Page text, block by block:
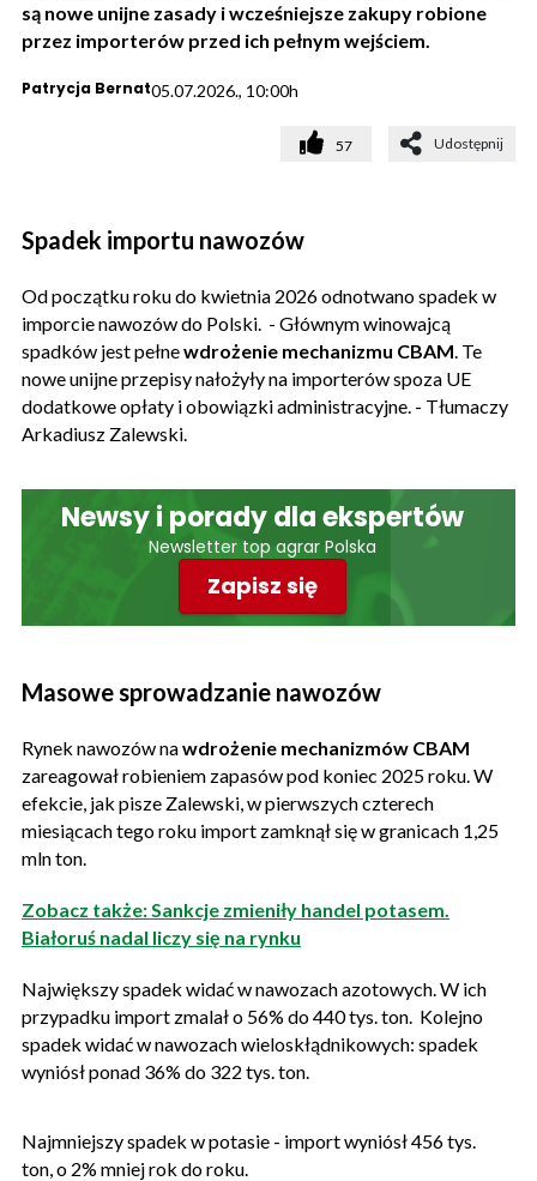
są nowe unijne zasady i wcześniejsze zakupy robione
przez importerów przed ich pełnym wejściem.
Patrycja Bernat05.07.2026., 10:00h
57 Udostępnij
Spadek importu nawozów
Od początku roku do kwietnia 2026 odnotwano spadek w
imporcie nawozów do Polski. - Głównym winowajcą
spadków jest pełnewdrożenie mechanizmu CBAM. Te
nowe unijne przepisy nałożyły na importerów spoza UE
dodatkowe opłaty i obowiązki administracyjne. - Tłumaczy
Arkadiusz Zalewski.
Newsy i porady dla ekspertów
Newsletter top agrar Polska
Zapisz się
Masowe sprowadzanie nawozów
Rynek nawozów nawdrożenie mechanizmów CBAM
zareagował robieniem zapasów pod koniec 2025 roku. W
efekcie, jak pisze Zalewski, w pierwszych czterech
miesiącach tego roku import zamknął się w granicach 1,25
mln ton.
Zobacz także: Sankcje zmieniły handel potasem.
Białoruś nadal liczy się na rynku
Największy spadek widać w nawozach azotowych. W ich
przypadku import zmalał o 56% do 440 tys. ton. Kolejno
spadek widać w nawozach wieloskłądnikowych: spadek
wyniósł ponad 36% do 322 tys. ton.
Najmniejszy spadek w potasie - import wyniósł 456 tys.
ton, o 2% mniej rok do roku.